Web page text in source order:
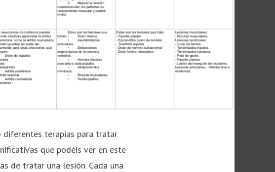
terapias para tratar
que podéis ver en este
de tratar una lesión. Cada una